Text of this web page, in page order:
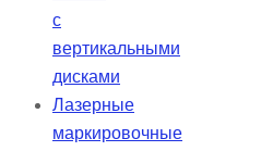
с
вертикальными
дисками
Лазерные
маркировочные